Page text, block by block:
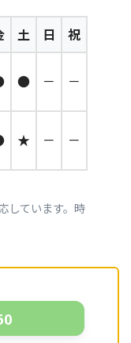
土 日
祝
● － －
★ － －
しています。時